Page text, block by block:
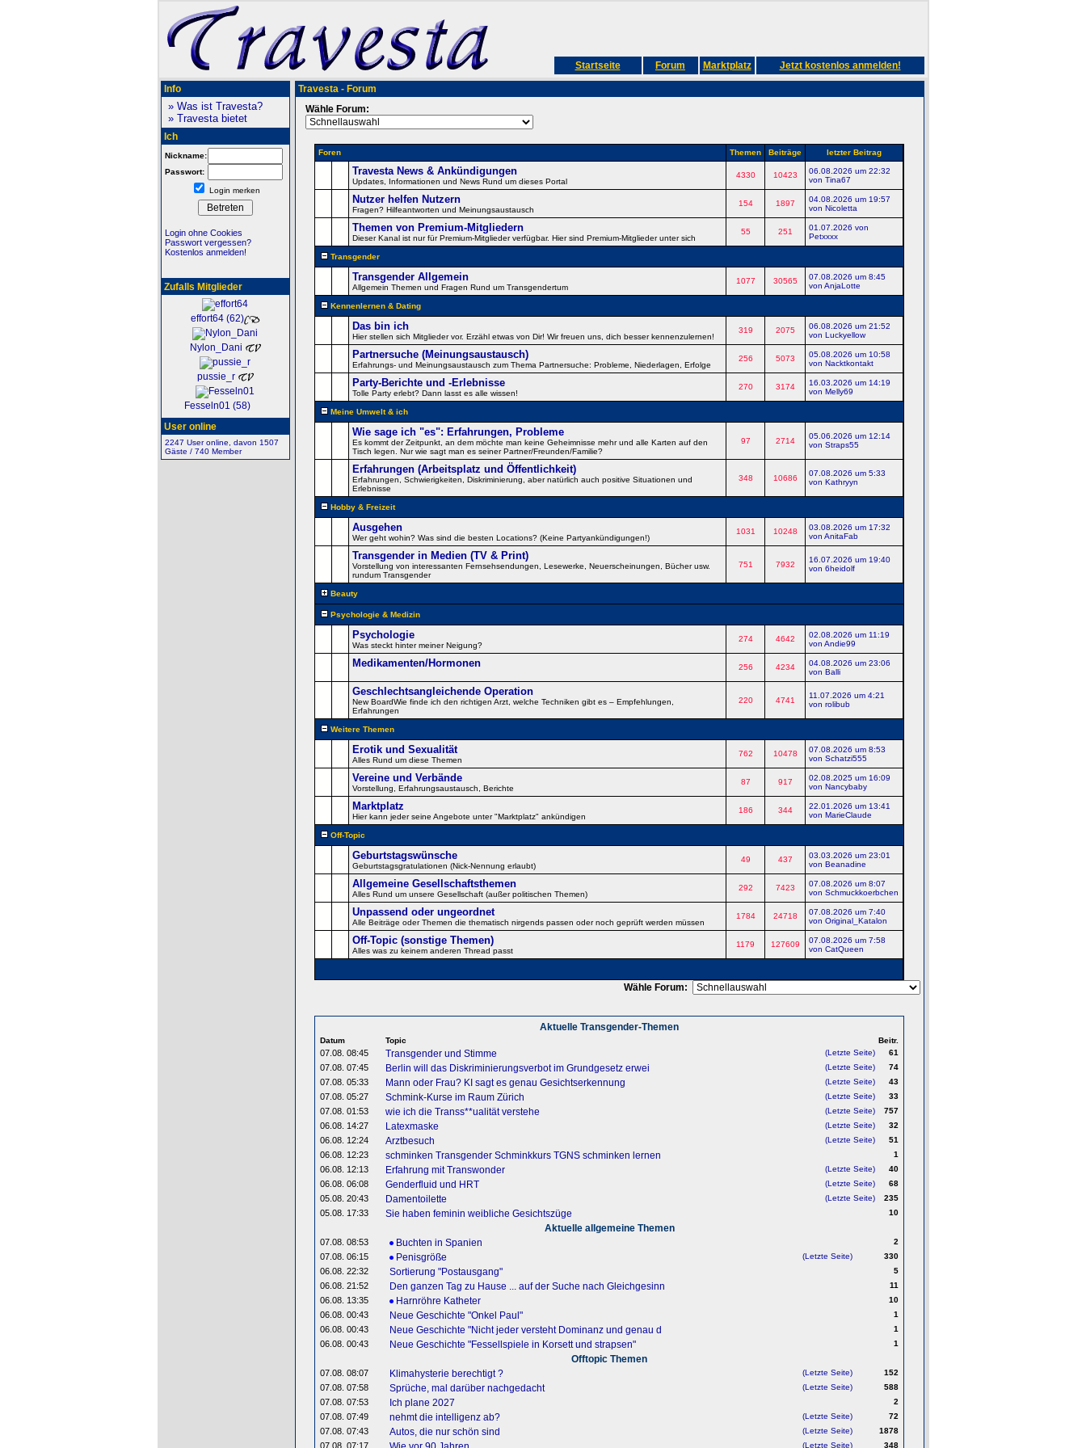
Startseite Forum Marktplatz Jetzt kostenlos anmelden!
Info
» Was ist Travesta?
» Travesta bietet
Ich
Nickname:
Passwort:
Login merken
Login ohne Cookies
Passwort vergessen?
Kostenlos anmelden!
Zufalls Mitglieder
effort64 (62)
Nylon_Dani
pussie_r
Fesseln01 (58)
User online
2247 User online, davon 1507
Gäste / 740 Member
Travesta - Forum
Wähle Forum:
Foren Themen Beiträge letzter Beitrag
Travesta News & Ankündigungen
Updates, Informationen und News Rund um dieses Portal
4330 10423
06.08.2026 um 22:32
von Tina67
Nutzer helfen Nutzern
Fragen? Hilfeantworten und Meinungsaustausch
154 1897
04.08.2026 um 19:57
von Nicoletta
Themen von Premium-Mitgliedern
Dieser Kanal ist nur für Premium-Mitglieder verfügbar. Hier sind Premium-Mitglieder unter sich
55 251
01.07.2026 von
Petxxxx
Transgender
Transgender Allgemein
Allgemein Themen und Fragen Rund um Transgendertum
1077 30565
07.08.2026 um 8:45
von AnjaLotte
Kennenlernen & Dating
Das bin ich
Hier stellen sich Mitglieder vor. Erzähl etwas von Dir! Wir freuen uns, dich besser kennenzulernen!
319 2075
06.08.2026 um 21:52
von Luckyellow
Partnersuche (Meinungsaustausch)
Erfahrungs- und Meinungsaustausch zum Thema Partnersuche: Probleme, Niederlagen, Erfolge
256 5073
05.08.2026 um 10:58
von Nacktkontakt
Party-Berichte und -Erlebnisse
Tolle Party erlebt? Dann lasst es alle wissen!
270 3174
16.03.2026 um 14:19
von Melly69
Meine Umwelt & ich
Wie sage ich "es": Erfahrungen, Probleme
Es kommt der Zeitpunkt, an dem möchte man keine Geheimnisse mehr und alle Karten auf den
Tisch legen. Nur wie sagt man es seiner Partner/Freunden/Familie?
97 2714
05.06.2026 um 12:14
von Straps55
Erfahrungen (Arbeitsplatz und Öffentlichkeit)
Erfahrungen, Schwierigkeiten, Diskriminierung, aber natürlich auch positive Situationen und
Erlebnisse
348 10686
07.08.2026 um 5:33
von Kathryyn
Hobby & Freizeit
Ausgehen
Wer geht wohin? Was sind die besten Locations? (Keine Partyankündigungen!)
1031 10248
03.08.2026 um 17:32
von AnitaFab
Transgender in Medien (TV & Print)
Vorstellung von interessanten Fernsehsendungen, Lesewerke, Neuerscheinungen, Bücher usw.
rundum Transgender
751 7932
16.07.2026 um 19:40
von 6heidolf
Beauty
Psychologie & Medizin
Psychologie
Was steckt hinter meiner Neigung?
274 4642
02.08.2026 um 11:19
von Andie99
Medikamenten/Hormonen 256 4234
04.08.2026 um 23:06
von Balli
Geschlechtsangleichende Operation
New BoardWie finde ich den richtigen Arzt, welche Techniken gibt es – Empfehlungen,
Erfahrungen
220 4741
11.07.2026 um 4:21
von rolibub
Weitere Themen
Erotik und Sexualität
Alles Rund um diese Themen
762 10478
07.08.2026 um 8:53
von Schatzi555
Vereine und Verbände
Vorstellung, Erfahrungsaustausch, Berichte
87 917
02.08.2025 um 16:09
von Nancybaby
Marktplatz
Hier kann jeder seine Angebote unter "Marktplatz" ankündigen
186 344
22.01.2026 um 13:41
von MarieClaude
Off-Topic
Geburtstagswünsche
Geburtstagsgratulationen (Nick-Nennung erlaubt)
49 437
03.03.2026 um 23:01
von Beanadine
Allgemeine Gesellschaftsthemen
Alles Rund um unsere Gesellschaft (außer politischen Themen)
292 7423
07.08.2026 um 8:07
von Schmuckkoerbchen
Unpassend oder ungeordnet
Alle Beiträge oder Themen die thematisch nirgends passen oder noch geprüft werden müssen
1784 24718
07.08.2026 um 7:40
von Original_Katalon
Off-Topic (sonstige Themen)
Alles was zu keinem anderen Thread passt
1179 127609
07.08.2026 um 7:58
von CatQueen
Wähle Forum:
Aktuelle Transgender-Themen
Datum Topic Beitr.
07.08. 08:45 Transgender und Stimme (Letzte Seite) 61
07.08. 07:45 Berlin will das Diskriminierungsverbot im Grundgesetz erwei (Letzte Seite) 74
07.08. 05:33 Mann oder Frau? KI sagt es genau Gesichtserkennung (Letzte Seite) 43
07.08. 05:27 Schmink-Kurse im Raum Zürich (Letzte Seite) 33
07.08. 01:53 wie ich die Transs**ualität verstehe (Letzte Seite) 757
06.08. 14:27 Latexmaske (Letzte Seite) 32
06.08. 12:24 Arztbesuch (Letzte Seite) 51
06.08. 12:23 schminken Transgender Schminkkurs TGNS schminken lernen 1
06.08. 12:13 Erfahrung mit Transwonder (Letzte Seite) 40
06.08. 06:08 Genderfluid und HRT (Letzte Seite) 68
05.08. 20:43 Damentoilette (Letzte Seite) 235
05.08. 17:33 Sie haben feminin weibliche Gesichtszüge 10
Aktuelle allgemeine Themen
07.08. 08:53 Buchten in Spanien 2
07.08. 06:15 Penisgröße (Letzte Seite) 330
06.08. 22:32 Sortierung "Postausgang" 5
06.08. 21:52 Den ganzen Tag zu Hause ... auf der Suche nach Gleichgesinn 11
06.08. 13:35 Harnröhre Katheter 10
06.08. 00:43 Neue Geschichte "Onkel Paul" 1
06.08. 00:43 Neue Geschichte "Nicht jeder versteht Dominanz und genau d 1
06.08. 00:43 Neue Geschichte "Fessellspiele in Korsett und strapsen" 1
Offtopic Themen
07.08. 08:07 Klimahysterie berechtigt ? (Letzte Seite) 152
07.08. 07:58 Sprüche, mal darüber nachgedacht (Letzte Seite) 588
07.08. 07:53 Ich plane 2027 2
07.08. 07:49 nehmt die intelligenz ab? (Letzte Seite) 72
07.08. 07:43 Autos, die nur schön sind (Letzte Seite) 1878
07.08. 07:17 (Letzte Seite) 348